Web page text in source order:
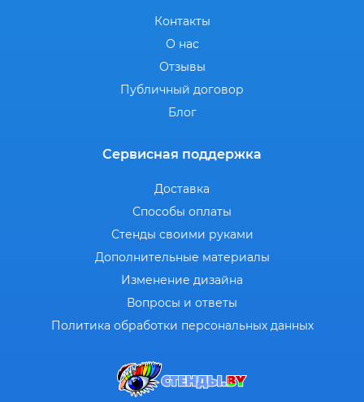
Контакты
О нас
Отзывы
Публичный договор
Блог
Сервисная поддержка
Доставка
Способы оплаты
Стенды своими руками
Дополнительные материалы
Изменение дизайна
Вопросы и ответы
Политика обработки персональных данных